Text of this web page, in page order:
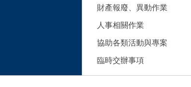
財產報廢、異動作業
人事相關作業
協助各類活動與專案
臨時交辦事項